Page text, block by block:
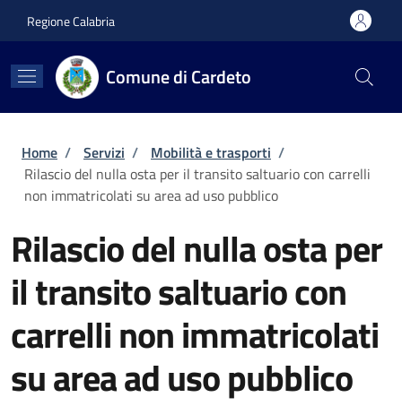
Regione Calabria
Comune di Cardeto
Briciole di pane
Home / Servizi / Mobilità e trasporti /
Rilascio del nulla osta per il transito saltuario con carrelli
non immatricolati su area ad uso pubblico
Rilascio del nulla osta per
il transito saltuario con
carrelli non immatricolati
su area ad uso pubblico